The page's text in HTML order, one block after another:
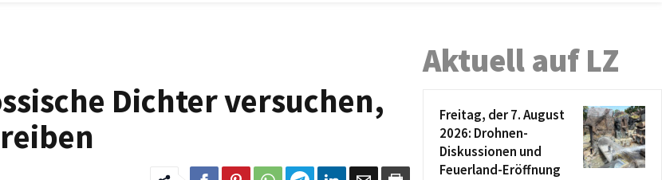
Dichter versuchen,
Aktuell auf LZ
Freitag, der 7. August
2026: Drohnen-
Diskussionen und
Feuerland-Eröffnung